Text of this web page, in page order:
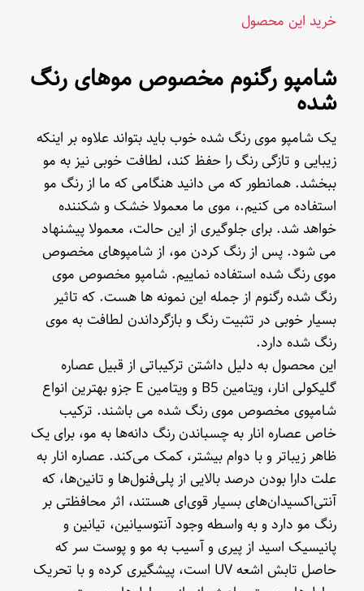
خرید این محصول
شامپو رگنوم مخصوص موهای رنگ
شده
یک شامپو موی رنگ شده خوب باید بتواند علاوه بر اینکه
زیبایی و تازگی رنگ را حفظ کند، لطافت خوبی نیز به مو
ببخشد. همانطور که می دانید هنگامی که ما از رنگ مو
استفاده می کنیم.، موی ما معمولا خشک و شکننده
خواهد شد. برای جلوگیری از این حالت، معمولا پیشنهاد
می شود. پس از رنگ کردن مو، از شامپوهای مخصوص
موی رنگ شده استفاده نماییم. شامپو مخصوص موی
رنگ شده رگنوم از جمله این نمونه ها هست. که تاثیر
بسیار خوبی در تثبیت رنگ و بازگرداندن لطافت به موی
رنگ شده دارد.
این محصول به دلیل داشتن ترکیباتی از قبیل عصاره
گلیکولی انار، ویتامین B5 و ویتامین E جزو بهترین انواع
شامپوی مخصوص موی رنگ شده می باشند. ترکیب
خاص عصاره انار به چسباندن رنگ دانه‌ها به مو، برای یک
ظاهر زیبا‌تر و با دوام بیشتر، کمک می‌کند. عصاره انار به
علت دارا بودن درصد بالایی از پلی‌فنول‌ها و تانین‌ها، که
آنتی‌اکسیدان‌های بسیار قوی‌ای هستند، اثر محافظتی بر
رنگ مو دارد و به واسطه وجود آنتوسیانین، تیانین و
پانیسیک اسید از پیری و آسیب به مو و پوست سر که
حاصل تابش اشعه UV است، پیشگیری کرده و با تحریک